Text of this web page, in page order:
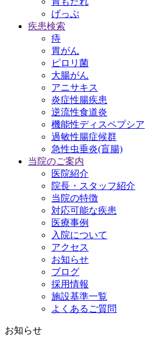
げっぷ
疾患検索
痔
胃がん
ピロリ菌
大腸がん
アニサキス
炎症性腸疾患
逆流性食道炎
機能性ディスペプシア
過敏性腸症候群
急性虫垂炎(盲腸)
当院のご案内
医院紹介
院長・スタッフ紹介
当院の特徴
対応可能な疾患
医療事例
入院について
アクセス
お知らせ
ブログ
採用情報
施設基準一覧
よくあるご質問
お知らせ